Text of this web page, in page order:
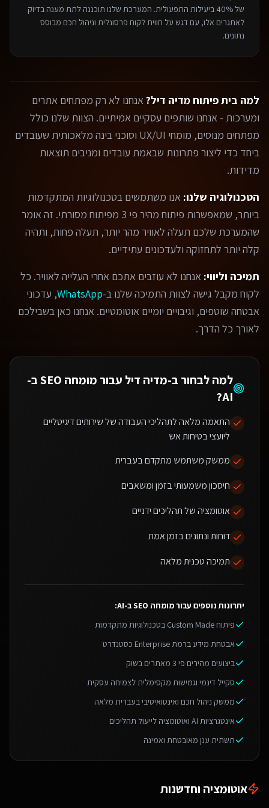
של 40% ביעילות התפעולית. המערכת שלנו תוכננה לתת מענה בדיוק
לאתגרים אלו, עם דגש על חווית לקוח פרסונלית וניהול חכם מבוסס
נתונים.
למה בית פיתוח מדיה דיל?אנחנו לא רק מפתחים אתרים
ומערכות - אנחנו שותפים עסקיים אמיתיים. הצוות שלנו כולל
מפתחים מנוסים, מומחי UX/UI וסוכני בינה מלאכותית שעובדים
ביחד כדי ליצור פתרונות שבאמת עובדים ומניבים תוצאות
מדידות.
הטכנולוגיה שלנו: אנו משתמשים בטכנולוגיות המתקדמות
ביותר, שמאפשרות פיתוח מהיר פי 3 מפיתוח מסורתי. זה אומר
שהמערכת שלכם תעלה לאוויר מהר יותר, תעלה פחות, ותהיה
קלה יותר לתחזוקה ולעדכונים עתידיים.
תמיכה וליווי: אנחנו לא עוזבים אתכם אחרי העלייה לאוויר. כל
לקוח מקבל גישה לצוות התמיכה שלנו ב-WhatsApp, עדכוני
אבטחה שוטפים, וגיבויים יומיים אוטומטיים. אנחנו כאן בשבילכם
לאורך כל הדרך.
למה לבחור ב-מדיה דיל עבור
מומחה SEO ב-
AI
?
התאמה מלאה לתהליכי העבודה של שירותים דיגיטליים
ליועצי בטיחות אש
ממשק משתמש מתקדם בעברית
חיסכון משמעותי בזמן ומשאבים
אוטומציה של תהליכים ידניים
דוחות ונתונים בזמן אמת
תמיכה טכנית מלאה
יתרונות נוספים עבורמומחה SEO ב-AI
:
פיתוח Custom Made בטכנולוגיות מתקדמות
אבטחת מידע ברמת Enterprise כסטנדרט
ביצועים מהירים פי 3 מאתרים בשוק
סקייל דינמי וגמישות מקסימלית לצמיחה עסקית
ממשק ניהול חכם ואינטואיטיבי בעברית מלאה
אינטגרציות AI ואוטומציה לייעול תהליכים
תשתית ענן מאובטחת ואמינה
אוטומציה וחדשנות